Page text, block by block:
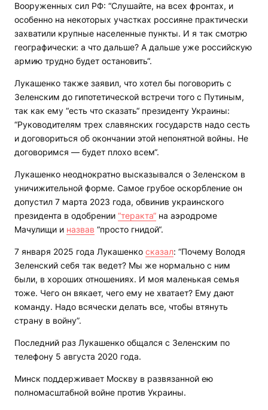
Вооруженных сил РФ: “Слушайте, на всех фронтах, и
особенно на некоторых участках россияне практически
захватили крупные населенные пункты. И я так смотрю
географически: а что дальше? А дальше уже российскую
армию трудно будет остановить“.
Лукашенко также заявил, что хотел бы поговорить с
Зеленским до гипотетической встречи того с Путиным,
так как ему “есть что сказать“ президенту Украины:
“Руководителям трех славянских государств надо сесть
и договориться об окончании этой непонятной войны. Не
договоримся — будет плохо всем“.
Лукашенко неоднократно высказывался о Зеленском в
уничижительной форме. Самое грубое оскорбление он
допустил 7 марта 2023 года, обвинив украинского
президента в одобрении “теракта“ на аэродроме
Мачулищи и назвав “просто гнидой“.
7 января 2025 года Лукашенко сказал: “Почему Володя
Зеленский себя так ведет? Мы же нормально с ним
были, в хороших отношениях. И моя маленькая семья
тоже. Чего он вякает, чего ему не хватает? Ему дают
команду. Надо всячески делать все, чтобы втянуть
страну в войну”.
Последний раз Лукашенко общался с Зеленским по
телефону 5 августа 2020 года.
Минск поддерживает Москву в развязанной ею
полномасштабной войне против Украины.